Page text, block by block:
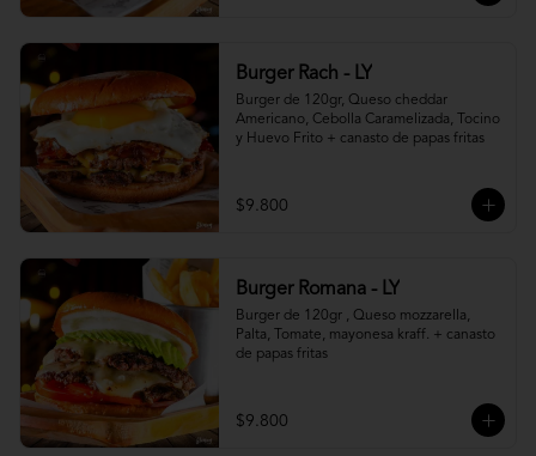
Burger Rach - LY
Burger de 120gr, Queso cheddar
Americano, Cebolla Caramelizada, Tocino
y Huevo Frito + canasto de papas fritas
$9.800
Burger Romana - LY
Burger de 120gr , Queso mozzarella,
Palta, Tomate, mayonesa kraff. + canasto
de papas fritas
$9.800